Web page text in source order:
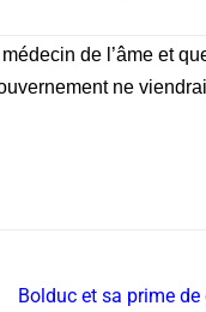
de l’âme et
ne
Bolduc et sa prime de